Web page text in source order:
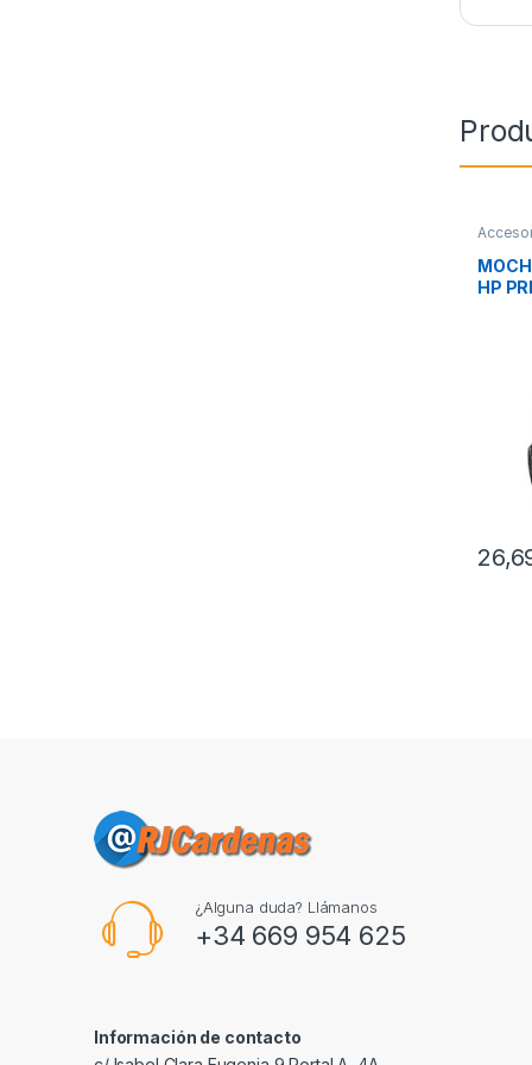
HP
¿Alguna duda? Llámanos
+34 669 954 625
Información de contacto